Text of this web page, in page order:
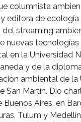
columnista
editora de ecología
streaming
nuevas
en la Universidad
y de la
ambiental de la
San Martín. Dio
Buenos Aires, en
Tulum y